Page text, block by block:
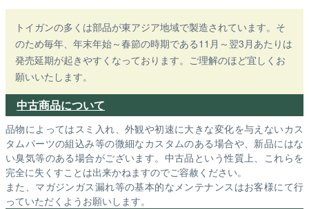
トイガンの多くは部品が東アジア地域で製造されています。そ
のため毎年、年末年始～春節の時期である11月～翌3月あたりは
発売延期が起きやすくなっております。ご理解のほど宜しくお
願いいたします。
中古商品について
品物によってはスミ入れ、外観や初速に大きな変化を与えないカス
タムパーツの組込み等の微細なカスタムのある場合や、新品にはな
い臭気等のある場合がございます。中古品という性質上、これらを
完全に失くすことは出来かねますのでご容赦ください。
また、マガジンガス漏れ等の基本的なメンテナンスはお客様にて行
っていただくようお願いします。